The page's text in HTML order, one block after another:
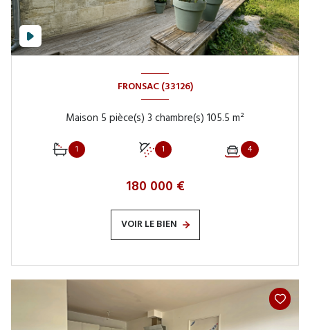
FRONSAC (33126)
Maison 5 pièce(s) 3 chambre(s) 105.5 m²
1 1 4
180 000 €
VOIR LE BIEN